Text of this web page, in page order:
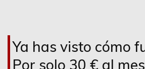
Ya has visto cómo
Por solo 30 € al